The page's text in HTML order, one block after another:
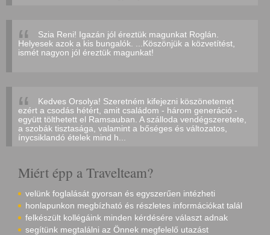
Szia Reni! Igazán jól éreztük magunkat Roglán.
Helyesek azok a kis bungalók. ...Köszönjük a közvetítést,
ismét nagyon jól éreztük magunkat!
Kedves Orsolya! Szeretném kifejezni köszönetemet
ezért a csodás hétért, amit családom - három generáció -
együtt tölthetett el Ramsauban. A szálloda vendégszeretete,
a szobák tisztasága, valamint a bőséges és változatos,
ínycsiklandó ételek mind h...
Miért épp a Travelteam?
velünk foglalását gyorsan és egyszerűen intézheti
honlapunkon megbízható és részletes információkat talál
felkészült kollégáink minden kérdésére választ adnak
segítünk megtalálni az Önnek megfelelő utazást